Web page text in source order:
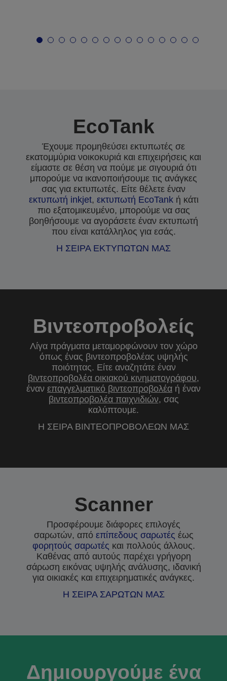
EcoTank
Έχουμε προμηθεύσει εκτυπωτές σε
εκατομμύρια νοικοκυριά και επιχειρήσεις και
είμαστε σε θέση να πούμε με σιγουριά ότι
μπορούμε να ικανοποιήσουμε τις ανάγκες
σας για εκτυπωτές. Είτε θέλετε έναν
εκτυπωτή inkjet, εκτυπωτή EcoTankή κάτι
πιο εξατομικευμένο, μπορούμε να σας
βοηθήσουμε να αγοράσετε έναν εκτυπωτή
που είναι κατάλληλος για εσάς.
Η ΣΕΙΡΑ ΕΚΤΥΠΩΤΩΝ ΜΑΣ
Βιντεοπροβολείς
Λίγα πράγματα μεταμορφώνουν τον χώρο
όπως ένας βιντεοπροβολέας υψηλής
ποιότητας. Είτε αναζητάτε έναν
βιντεοπροβολέα οικιακού κινηματογράφου,
έναν επαγγελματικό βιντεοπροβολέα ή έναν
βιντεοπροβολέα παιχνιδιών, σας
καλύπτουμε.
Η ΣΕΙΡΑ ΒΙΝΤΕΟΠΡΟΒΟΛΕΩΝ ΜΑΣ
Scanner
Προσφέρουμε διάφορες επιλογές
σαρωτών, από επίπεδους σαρωτές έως
φορητούς σαρωτές και πολλούς άλλους.
Καθένας από αυτούς παρέχει γρήγορη
σάρωση εικόνας υψηλής ανάλυσης, ιδανική
για οικιακές και επιχειρηματικές ανάγκες.
Η ΣΕΙΡΑ ΣΑΡΩΤΩΝ ΜΑΣ
Δημιουργούμε ένα